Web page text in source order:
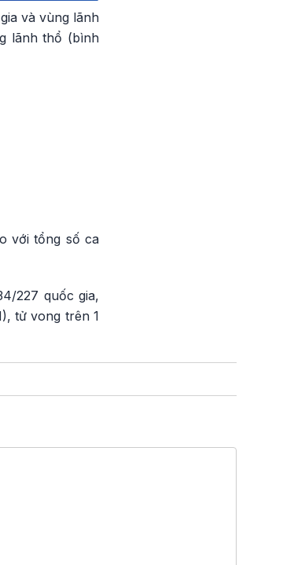
và vùng lãnh
lãnh thổ (bình
với tổng số ca
227 quốc gia,
tử vong trên 1